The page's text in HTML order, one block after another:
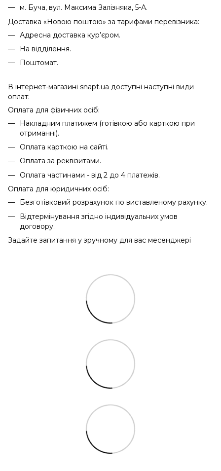
м. Буча, вул. Максима Залізняка, 5-А.
Доставка «Новою поштою» за тарифами перевізника:
Адресна доставка кур’єром.
На відділення.
Поштомат.
В інтернет-магазині snapt.ua доступні наступні види
оплат:
Оплата для фізичних осіб:
Накладним платижем (готівкою або карткою при
отриманні).
Оплата карткою на сайті.
Оплата за реквізитами.
Оплата частинами - від 2 до 4 платежів.
Оплата для юридичних осіб:
Безготівковий розрахунок по виставленому рахунку.
Відтермінування згідно індивідуальних умов
договору.
Задайте запитання у зручному для вас месенджері